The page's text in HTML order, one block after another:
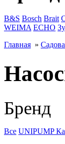
B&S Bosch Brait
WEIMA ЕСНО
Главная »
Бренд
Все UNIPUMP